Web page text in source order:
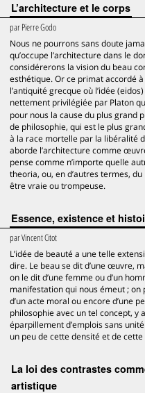
L’architecture et le corps
parPierre Godo
Nous ne pourrons sans doute
qu’occupe l’architecture dans le
considérerons la vision du beau
esthétique. Or ce primat accordé
l’antiquité grecque où l’idée
nettement privilégiée par Platon
pour nous la cause du plus grand
de philosophie, qui est le plus
à la race mortelle par la libéralité
aborde l’architecture comme
pense comme n’importe quelle
theoria, ou, en d’autres termes,
être vraie ou trompeuse.
Essence, existence et
parVincent Citot
L’idée de beauté a une telle
dire. Le beau se dit d’une œuvre,
on le dit d’une femme ou d’un
manifestation qui nous émeut ; on
d’un acte moral ou encore d’une
philosophie avec un tel concept,
éparpillement d’emplois sans
un peu de cette densité et de
La loi des contrastes
artistique